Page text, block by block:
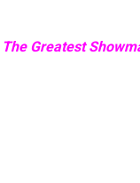
The Greatest